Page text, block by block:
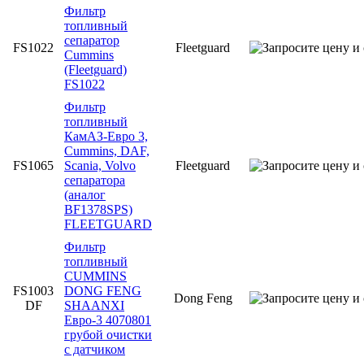
FS1022
Фильтр
топливный
сепаратор
Cummins
(Fleetguard)
FS1022
Fleetguard
FS1065
Фильтр
топливный
КамАЗ-Евро 3,
Cummins, DAF,
Scania, Volvo
сепаратора
(аналог
BF1378SPS)
FLEETGUARD
Fleetguard
FS1003
DF
Фильтр
топливный
CUMMINS
DONG FENG
SHAANXI
Евро-3 4070801
грубой очистки
с датчиком
Dong Feng